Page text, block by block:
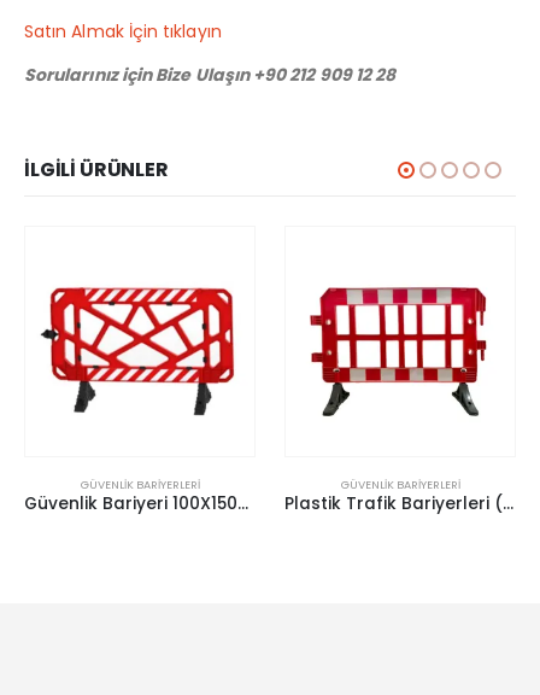
Satın Almak İçin tıklayın
Sorularınız için Bize Ulaşın +90 212 909 12 28
İLGILI ÜRÜNLER
GÜVENLIK BARIYERLERI
Güvenlik Bariyeri 100X150X50 cm (Panel Bariyer)
GÜVENLIK BARIYERLERI
Plastik Trafik Bariyerleri (Panel Bariyer)